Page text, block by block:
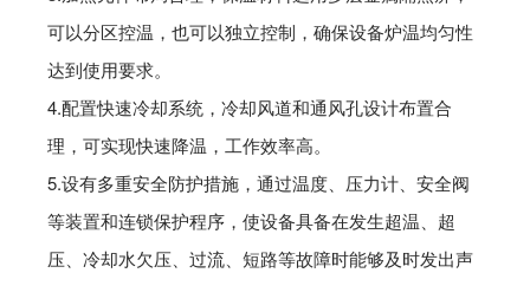
可以分区控温，也可以独立控制，确保设备炉温均匀性
达到使用要求。
4.配置快速冷却系统，冷却风道和通风孔设计布置合
理，可实现快速降温，工作效率高。
5.设有多重安全防护措施，通过温度、压力计、安全阀
等装置和连锁保护程序，使设备具备在发生超温、超
压、冷却水欠压、过流、短路等故障时能够及时发出声